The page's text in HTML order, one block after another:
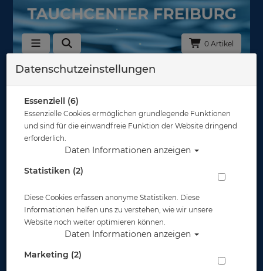
0 Artikel
Zurück
Datenschutzeinstellungen
Essenziell (6)
Essenzielle Cookies ermöglichen grundlegende Funktionen
und sind für die einwandfreie Funktion der Website dringend
erforderlich.
Daten Informationen anzeigen
Statistiken (2)
Diese Cookies erfassen anonyme Statistiken. Diese
Informationen helfen uns zu verstehen, wie wir unsere
Website noch weiter optimieren können.
Daten Informationen anzeigen
Marketing (2)